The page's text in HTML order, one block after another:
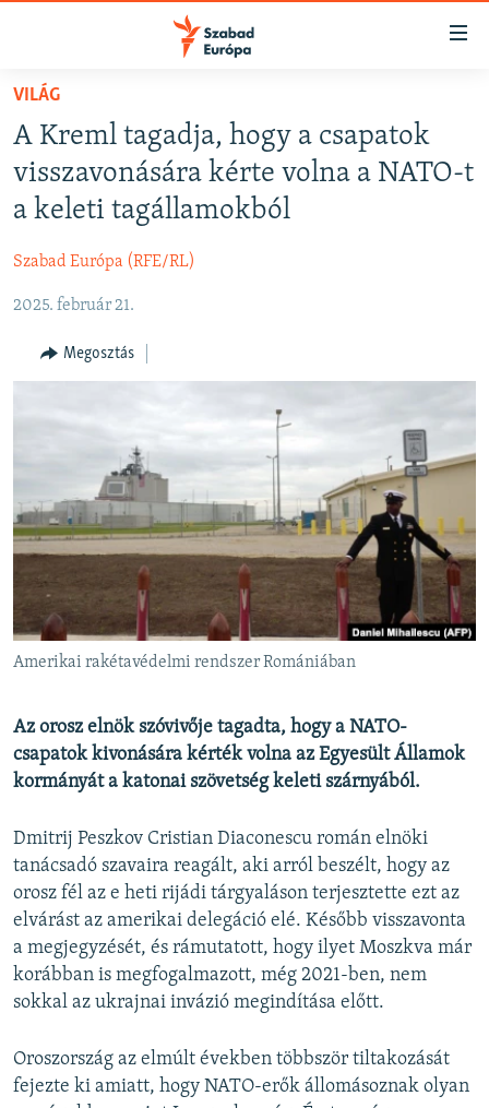
Akadálymentes
Ugrás
fő
oldalra
Ugrás
tartalomjegyzékre
NAPIRENDEN
PODCASTOK
ELEMZŐ
NER15
SZABADON
A PÉNZ NYOMÁBAN
EURÓPAI UNIÓ
VILÁG
KLÍMAVÁLTOZÁS
A MÚLT TANULSÁGAI
Valamennyi RFE/RL weboldal
VILÁG
A Kreml tagadja, hogy a csapatok
visszavonására kérte volna a NATO-t
a keleti tagállamokból
Szabad Európa (RFE/RL)
2025. február 21.
Megosztás
Amerikai rakétavédelmi rendszer Romániában
Az orosz elnök szóvivője tagadta, hogy a NATO-
csapatok kivonására kérték volna az Egyesült Államok
kormányát a katonai szövetség keleti szárnyából.
Dmitrij Peszkov Cristian Diaconescu román elnöki
tanácsadó szavaira reagált, aki arról beszélt, hogy az
orosz fél az e heti rijádi tárgyaláson terjesztette ezt az
elvárást az amerikai delegáció elé. Később visszavonta
a megjegyzését, és rámutatott, hogy ilyet Moszkva már
korábban is megfogalmazott, még 2021-ben, nem
sokkal az ukrajnai invázió megindítása előtt.
Oroszország az elmúlt években többször tiltakozását
fejezte ki amiatt, hogy NATO-erők állomásoznak olyan
FELIRATKOZÁS
Spotify